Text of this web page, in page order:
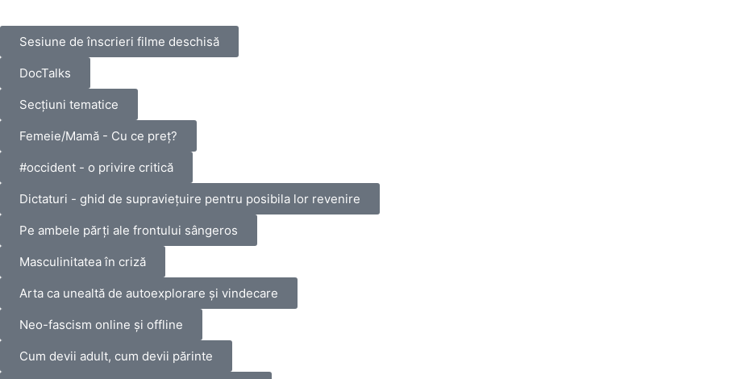
Sesiune de înscrieri filme deschisă
DocTalks
Secțiuni tematice
Femeie/Mamă - Cu ce preț?
#occident - o privire critică
Dictaturi - ghid de supraviețuire pentru posibila lor revenire
Pe ambele părți ale frontului sângeros
Masculinitatea în criză
Arta ca unealtă de autoexplorare și vindecare
Neo-fascism online și offline
Cum devii adult, cum devii părinte